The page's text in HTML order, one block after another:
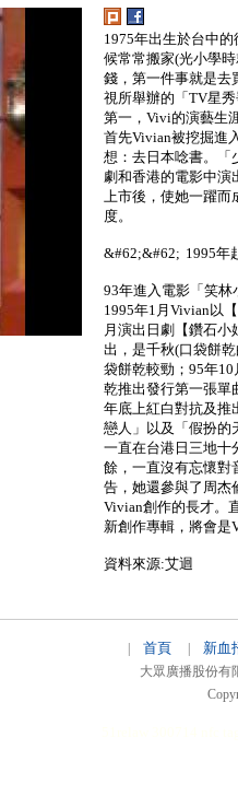
1975年出生於台中
候常常搬家(光小學
錢，第一件事就是去
視所舉辦的「TV星
第一，Vivi的演藝生
首先Vivian被挖掘進
想：去日本唸書。「
劇和香港的電影中演
上市後，使她一躍而
度。
&#62;&#62; 1995年
93年進入電影「笑
1995年1月Vivian以
月演出日劇【鑽石
出，是千秋(口袋餅
袋餅乾較勁；95年
乾推出發行第一張單
年底上紅白對抗及推
戀人」以及「假扮的
一直在台港日三地十
餘，一直沒有忘懷對
告，她還參與了周杰
Vivian創作的長才。
新創作專輯，將會是
資料來源:艾迴
首頁 新血
大眾廣播股份有